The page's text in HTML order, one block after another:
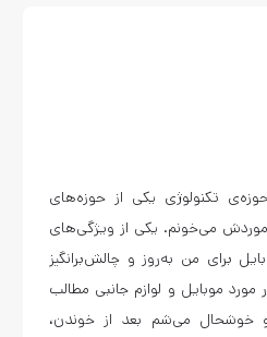
تکنولوژی یکی از حوزه‌های
موردش می‌خونم. یکی از ویژگی‌های
برای من به‌روز و چالش‌برانگیز
موبایل و لوازم جانبی مطالب
و خوشحال می‌شم بعد از خوندن،